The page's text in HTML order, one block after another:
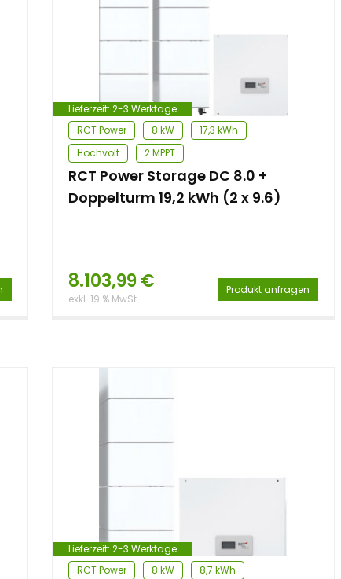
Lieferzeit: 2-3 Werktage
RCT Power
8 kW
17,3 kWh
Hochvolt
2 MPPT
RCT Power Storage DC 8.0 +
Doppelturm 19,2 kWh (2 x 9.6)
8.103,99€
exkl. 19 % MwSt.
Produkt anfragen
Lieferzeit: 2-3 Werktage
RCT Power
8 kW
8,7 kWh